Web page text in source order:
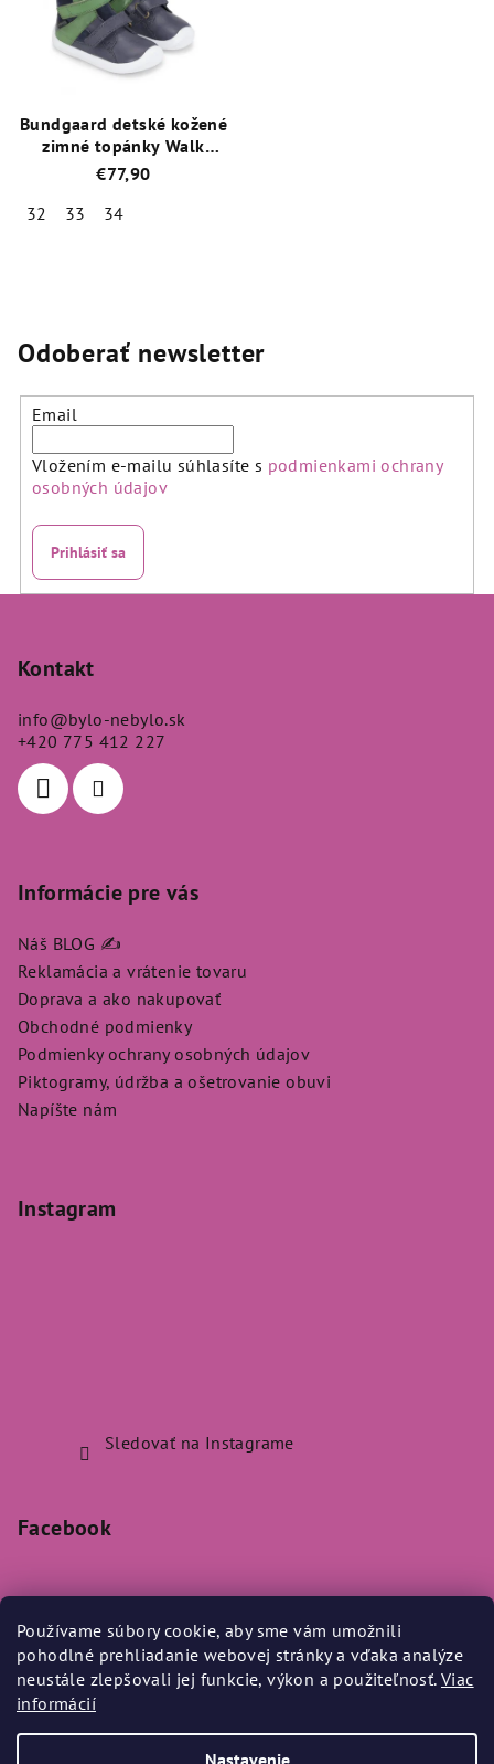
Používame súbory cookie, aby sme vám umožnili
pohodlné prehliadanie webovej stránky a vďaka analýze
neustále zlepšovali jej funkcie, výkon a použiteľnosť. Viac
informácií
Nastavenie
Bundgaard detské kožené
zimné topánky Walk
Winter Sport tex
€77,90
32
33
34
4,6
z
Odoberať newsletter
Email
Vložením e-mailu súhlasíte s podmienkami ochrany
osobných údajov
Prihlásiť sa
Kontakt
info@bylo-nebylo.sk
+420 775 412 227
Informácie pre vás
Náš BLOG ✍️
Reklamácia a vrátenie tovaru
Doprava a ako nakupovať
Obchodné podmienky
Podmienky ochrany osobných údajov
Piktogramy, údržba a ošetrovanie obuvi
Napíšte nám
Instagram
Sledovať na Instagrame
Facebook
Prijímame online platby